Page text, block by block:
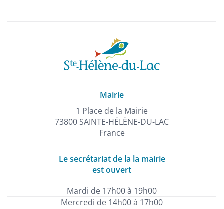
Mairie
1 Place de la Mairie
73800 SAINTE-HÉLÈNE-DU-LAC
France
Le secrétariat de la la mairie
est ouvert
Mardi de 17h00 à 19h00
Mercredi de 14h00 à 17h00